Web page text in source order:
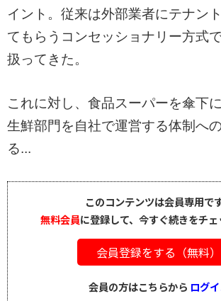
イント。従来は外部業者にテナン
てもらうコンセッショナリー方式
扱ってきた。
これに対し、食品スーパーを傘下
生鮮部門を自社で運営する体制へ
る...
このコンテンツは会員専用です
無料会員に登録して、今すぐ続きをチェ
会員登録をする（無料）
会員の方はこちらから ログ